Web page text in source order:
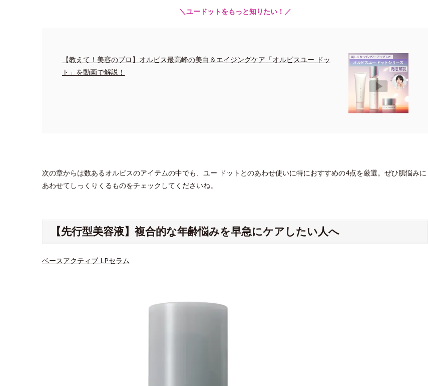
＼ユードットをもっと知りたい！／
【教えて！美容のプロ】オルビス最高峰の美白＆エイジングケア「オルビスユー ドッ
ト」を動画で解説！
次の章からは数あるオルビスのアイテムの中でも、ユー ドットとのあわせ使いに特におすすめの4点を厳選。ぜひ肌悩みに
あわせてしっくりくるものをチェックしてくださいね。
【先行型美容液】複合的な年齢悩みを早急にケアしたい人へ
ベースアクティブ LPセラム